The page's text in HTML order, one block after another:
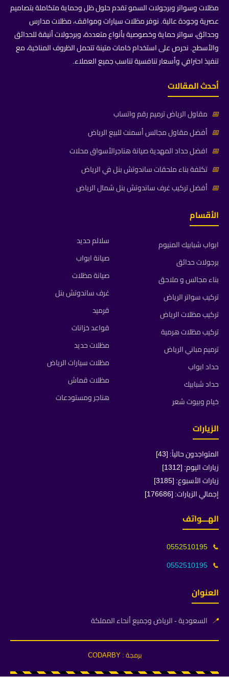
مظلات وسواتر وبرجولات السمو تقدم حلول ظل وحماية متكاملة بتصاميم
عصرية وجودة عالية. نوفر مظلات سيارات ومواقف، مظلات مدارس
وحدائق، سواتر حماية وخصوصية بأنواع متعددة، وبرجولات أنيقة للحدائق
والأسطح. نحرص على استخدام خامات متينة تتحمل الظروف المناخية، مع
تنفيذ احترافي وأسعار تنافسية تناسب جميع العملاء.
أحدث المقالات
📅 مقاول الرياض ترميم رقم واتساب
📅 أفضل مقاول مجالس أسمنت للبيع الرياض
📅 افضل حداد المهدية صيانة هناجرالأسواق محلات
📅 تكلفة بناء ملحقات ساندوتش بنل في الرياض
📅 أفضل تركيب غرف ساندوتش بنل شمال الرياض
الأقسام
ابواب شبابيك المنيوم
برجولات حدائق
بناء مجالس و ملاحق
تركيب سواتر الرياض
تركيب مظلات الرياض
تركيب مظلات هرمية
ترميم مباني الرياض
حداد ابواب
حداد شبابيك
خيام وبيوت شعر
سلالم حديد
صيانة ابواب
صيانة مظلات
غرف ساندوتش بنل
قرميد
قواعد خزانات
مظلات حديد
مظلات سيارات الرياض
مظلات قماش
هناجر ومستودعات
الزيارات
المتواجدون حالياً: [43]
زيارات اليوم: [1312]
زيارات الأسبوع: [3185]
إجمالي الزيارات: [176686]
الهـــواتف
📞
0552510195
📞
0552510195
العنوان
📍 السعودية - الرياض وجميع أنحاء المملكة
برمجة : CODARBY